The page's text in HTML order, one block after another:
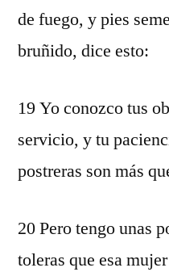
de fuego, y pies
bruñido, dice esto:
19 Yo conozco tus
servicio, y tu
postreras son más
20 Pero tengo unas
toleras que esa